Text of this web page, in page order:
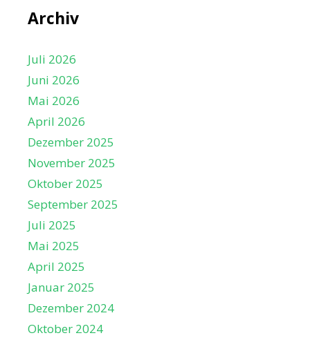
Archiv
Juli 2026
Juni 2026
Mai 2026
April 2026
Dezember 2025
November 2025
Oktober 2025
September 2025
Juli 2025
Mai 2025
April 2025
Januar 2025
Dezember 2024
Oktober 2024